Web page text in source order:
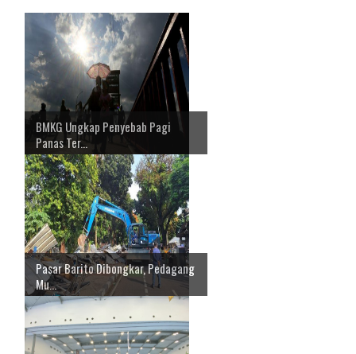
BMKG Ungkap Penyebab Pagi
Panas Ter...
Pasar Barito Dibongkar, Pedagang
Mu...